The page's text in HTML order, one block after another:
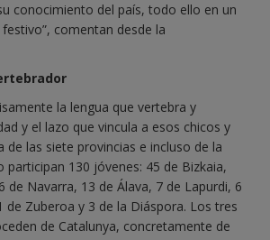
conocimiento del país, todo ello en un
comentan desde la
la lengua que vertebra y
y el lazo que vincula a esos chicos y
de las siete provincias e incluso de la
participan 130 jóvenes: 45 de Bizkaia,
de Navarra, 13 de Álava, 7 de Lapurdi, 6
de Zuberoa y 3 de la Diáspora. Los tres
de Catalunya, concretamente de